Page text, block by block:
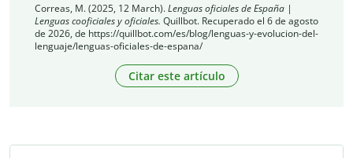
Correas, M. (2025, 12 March).Lenguas oficiales de España |
Lenguas cooficiales y oficiales. Quillbot. Recuperado el 6 de agosto
de 2026, de https://quillbot.com/es/blog/lenguas-y-evolucion-del-
lenguaje/lenguas-oficiales-de-espana/
Citar este artículo